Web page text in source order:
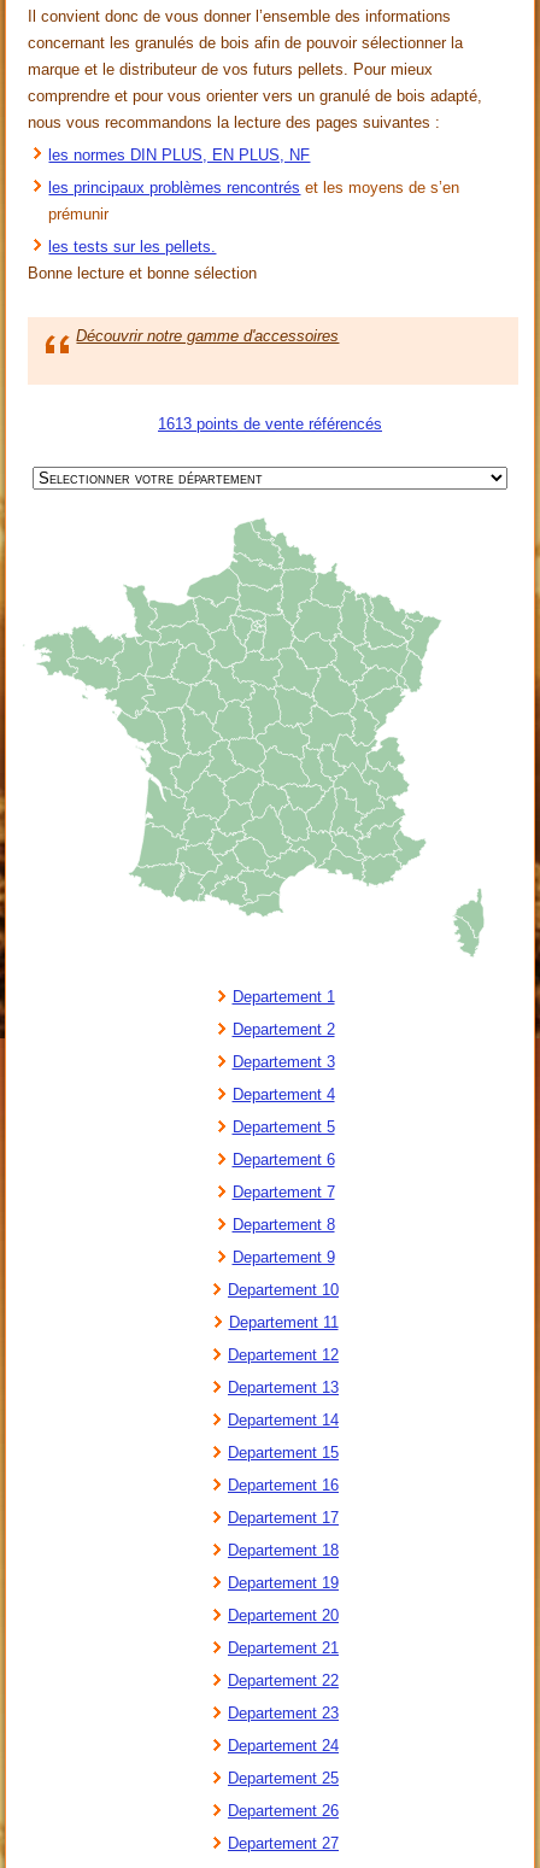
Il convient donc de vous donner l’ensemble des informations
concernant les granulés de bois afin de pouvoir sélectionner la
marque et le distributeur de vos futurs pellets. Pour mieux
comprendre et pour vous orienter vers un granulé de bois adapté,
nous vous recommandons la lecture des pages suivantes :
les normes DIN PLUS, EN PLUS, NF
les principaux problèmes rencontrés et les moyens de s’en
prémunir
les tests sur les pellets.
Bonne lecture et bonne sélection
Découvrir notre gamme d'accessoires
1613 points de vente référencés
Departement 1
Departement 2
Departement 3
Departement 4
Departement 5
Departement 6
Departement 7
Departement 8
Departement 9
Departement 10
Departement 11
Departement 12
Departement 13
Departement 14
Departement 15
Departement 16
Departement 17
Departement 18
Departement 19
Departement 20
Departement 21
Departement 22
Departement 23
Departement 24
Departement 25
Departement 26
Departement 27